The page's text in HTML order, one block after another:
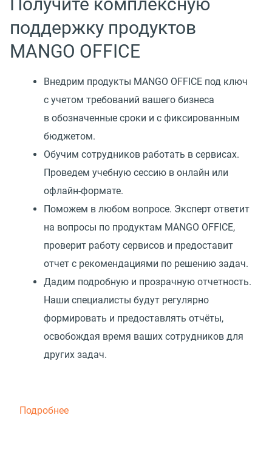
поддержку продуктов
MANGO OFFICE
Внедрим продукты MANGO OFFICE под ключ
с учетом требований вашего бизнеса
в обозначенные сроки и с фиксированным
бюджетом.
Обучим сотрудников работать в сервисах.
Проведем учебную сессию в онлайн или
офлайн-формате.
Поможем в любом вопросе. Эксперт ответит
на вопросы по продуктам MANGO OFFICE,
проверит работу сервисов и предоставит
отчет с рекомендациями по решению задач.
Дадим подробную и прозрачную отчетность.
Наши специалисты будут регулярно
формировать и предоставлять отчёты,
освобождая время ваших сотрудников для
других задач.
Подробнее